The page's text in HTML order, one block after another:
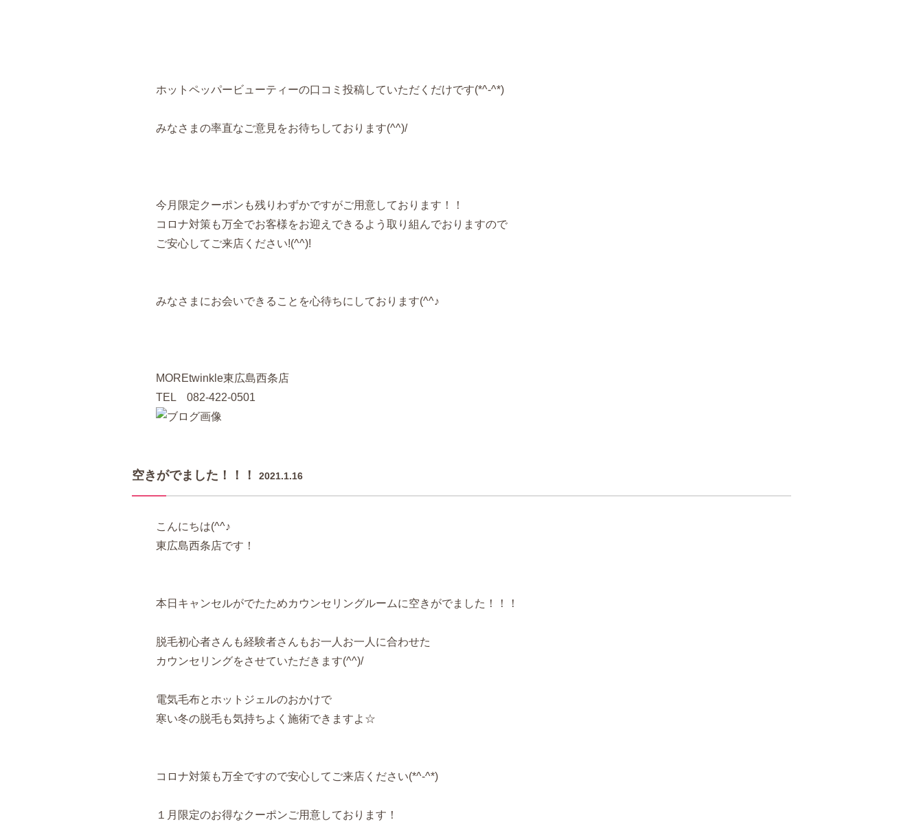
ホットペッパービューティーの口コミ投稿していただくだけです(*^-^*)
みなさまの率直なご意見をお待ちしております(^^)/
今月限定クーポンも残りわずかですがご用意しております！！
コロナ対策も万全でお客様をお迎えできるよう取り組んでおりますので
ご安心してご来店ください!(^^)!
みなさまにお会いできることを心待ちにしております(^^♪
MOREtwinkle東広島西条店
TEL 082-422-0501
空きがでました！！！ 2021.1.16
こんにちは(^^♪
東広島西条店です！
本日キャンセルがでたためカウンセリングルームに空きがでました！！！
脱毛初心者さんも経験者さんもお一人お一人に合わせた
カウンセリングをさせていただきます(^^)/
電気毛布とホットジェルのおかけで
寒い冬の脱毛も気持ちよく施術できますよ☆
コロナ対策も万全ですので安心してご来店ください(*^-^*)
１月限定のお得なクーポンご用意しております！